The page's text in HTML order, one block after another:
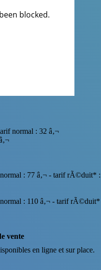
normal : 32 â‚¬
: 77 â‚¬ - tarif rÃ©duit* :
: 110 â‚¬ - tarif rÃ©duit*
vente
en ligne et sur place.